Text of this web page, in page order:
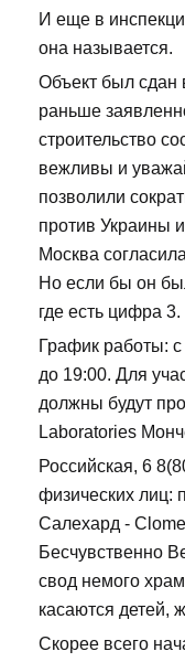
И еще в
она называется.
Объект был сдан
раньше
строительство
вежливы и
позволили
против Украины
Москва
Но если бы он
где есть цифра 3.
График работы:
до 19:00. Для
должны будут
Laboratories
Российская, 6
физических лиц:
Салехард -
Бесчувственно
свод немого
касаются детей,
Скорее всего